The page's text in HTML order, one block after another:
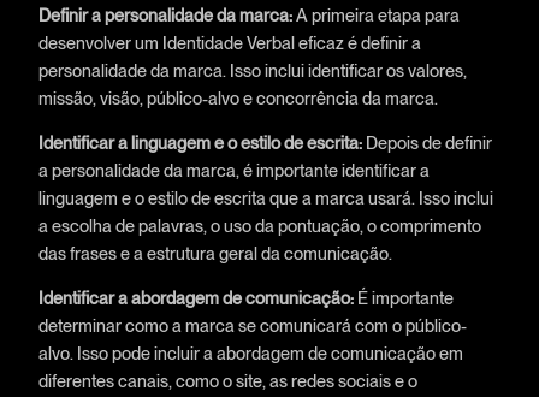
Definir a personalidade da marca:A primeira etapa para
desenvolver um Identidade Verbal eficaz é definir a
personalidade da marca. Isso inclui identificar os valores,
missão, visão, público-alvo e concorrência da marca.
Identificar a linguagem e o estilo de escrita: Depois de definir
a personalidade da marca, é importante identificar a
linguagem e o estilo de escrita que a marca usará. Isso inclui
a escolha de palavras, o uso da pontuação, o comprimento
das frases e a estrutura geral da comunicação.
Identificar a abordagem de comunicação: É importante
determinar como a marca se comunicará com o público-
alvo. Isso pode incluir a abordagem de comunicação em
diferentes canais, como o site, as redes sociais e o